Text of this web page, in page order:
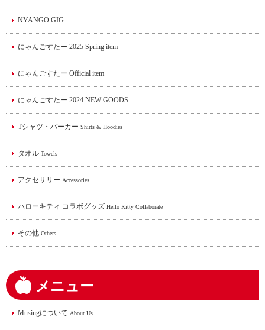
NYANGO GIG
にゃんごすたー 2025 Spring item
にゃんごすたー Official item
にゃんごすたー 2024 NEW GOODS
Tシャツ・パーカー Shirts & Hoodies
タオル Towels
アクセサリー Accessories
ハローキティ コラボグッズ Hello Kitty Collaborate
その他 Others
メニュー
Musingについて About Us